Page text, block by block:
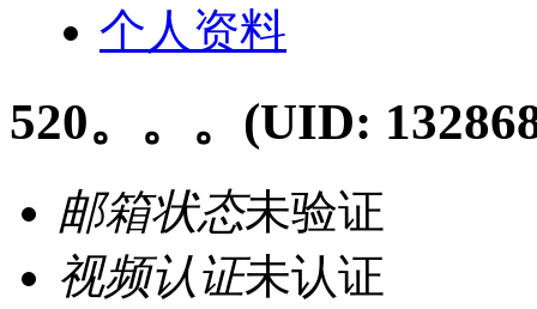
个人资料
520。。。 (UID:
邮箱状态未验证
视频认证未认证